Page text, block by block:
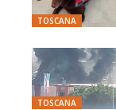
TOSCANA
TOSCANA